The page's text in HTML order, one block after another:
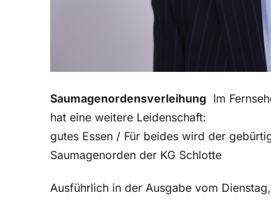
Saumagenordensverleihung Im
hat eine weitere Leidenschaft:
gutes Essen / Für beides wird der
Saumagenorden der KG Schlotte
Ausführlich in der Ausgabe vom